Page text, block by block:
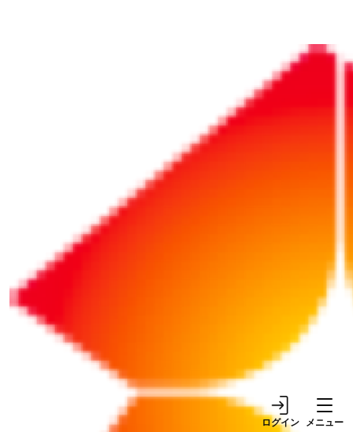
ログイン メニュー
「きらやか情報ステーション」のご利
用に当たって
本サイトでは、下記の環境を推奨しています。推奨環境以外の環境
でご利用いただいた場合、画面表示に若干の差異、もしくは正常に
動作しない等の現象が生じる場合があります。
対象OS： Windows11
対象ブラウザ： Microsoft Edge, Apple Safari, Google Chromeの最
新版
きらやか情報ステーションでは会員の皆さまに快適にご利用いただ
くために、ブラウザのCookie機能を使用しています。Cookieを有効
にしてご利用ください。
なお、通常は有効になっています。
著作権について